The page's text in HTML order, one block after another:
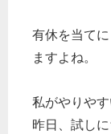
有休を当て
ますよね。
私がやりやす
昨日、試し